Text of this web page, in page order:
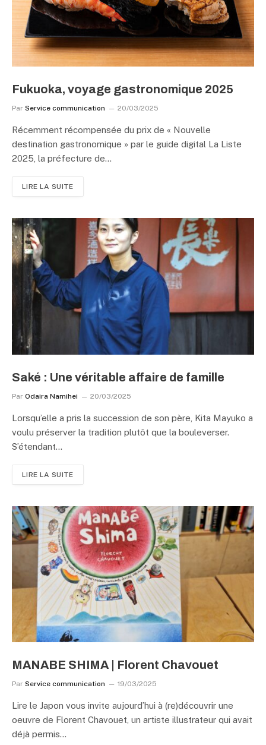
Fukuoka, voyage gastronomique 2025
Par Service communication 20/03/2025
Récemment récompensée du prix de « Nouvelle
destination gastronomique » par le guide digital La Liste
2025, la préfecture de…
LIRE LA SUITE
Saké : Une véritable affaire de famille
Par Odaira Namihei 20/03/2025
Lorsqu’elle a pris la succession de son père, Kita Mayuko a
voulu préserver la tradition plutôt que la bouleverser.
S’étendant…
LIRE LA SUITE
MANABE SHIMA | Florent Chavouet
Par Service communication 19/03/2025
Lire le Japon vous invite aujourd’hui à (re)découvrir une
oeuvre de Florent Chavouet, un artiste illustrateur qui avait
déjà permis…